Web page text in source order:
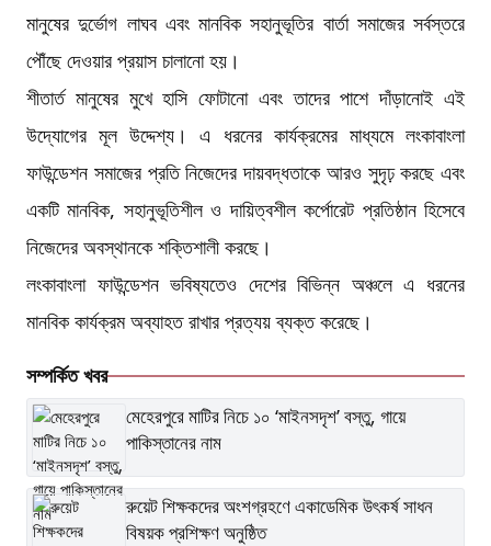
মানুষের দুর্ভোগ লাঘব এবং মানবিক সহানুভূতির বার্তা সমাজের সর্বস্তরে
পৌঁছে দেওয়ার প্রয়াস চালানো হয়।
শীতার্ত মানুষের মুখে হাসি ফোটানো এবং তাদের পাশে দাঁড়ানোই এই
উদ্যোগের মূল উদ্দেশ্য। এ ধরনের কার্যক্রমের মাধ্যমে লংকাবাংলা
ফাউন্ডেশন সমাজের প্রতি নিজেদের দায়বদ্ধতাকে আরও সুদৃঢ় করছে এবং
একটি মানবিক, সহানুভূতিশীল ও দায়িত্বশীল কর্পোরেট প্রতিষ্ঠান হিসেবে
নিজেদের অবস্থানকে শক্তিশালী করছে।
লংকাবাংলা ফাউন্ডেশন ভবিষ্যতেও দেশের বিভিন্ন অঞ্চলে এ ধরনের
মানবিক কার্যক্রম অব্যাহত রাখার প্রত্যয় ব্যক্ত করেছে।
সম্পর্কিত খবর
মেহেরপুরে মাটির নিচে ১০ ‘মাইনসদৃশ’ বস্তু, গায়ে
পাকিস্তানের নাম
রুয়েট শিক্ষকদের অংশগ্রহণে একাডেমিক উৎকর্ষ সাধন
বিষয়ক প্রশিক্ষণ অনুষ্ঠিত